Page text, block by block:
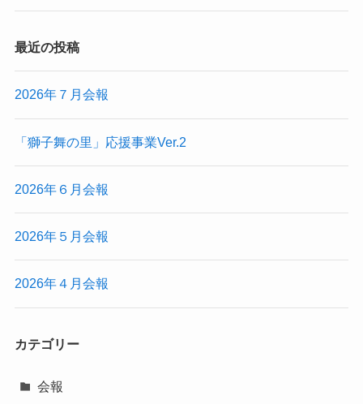
最近の投稿
2026年７月会報
「獅子舞の里」応援事業Ver.2
2026年６月会報
2026年５月会報
2026年４月会報
カテゴリー
会報